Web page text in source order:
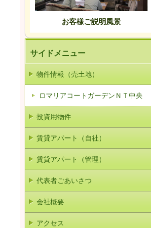
お客様ご説明風景
サイドメニュー
物件情報（売土地）
ロマリアコートガーデンＮＴ中央
投資用物件
賃貸アパート（自社）
賃貸アパート（管理）
代表者ごあいさつ
会社概要
アクセス